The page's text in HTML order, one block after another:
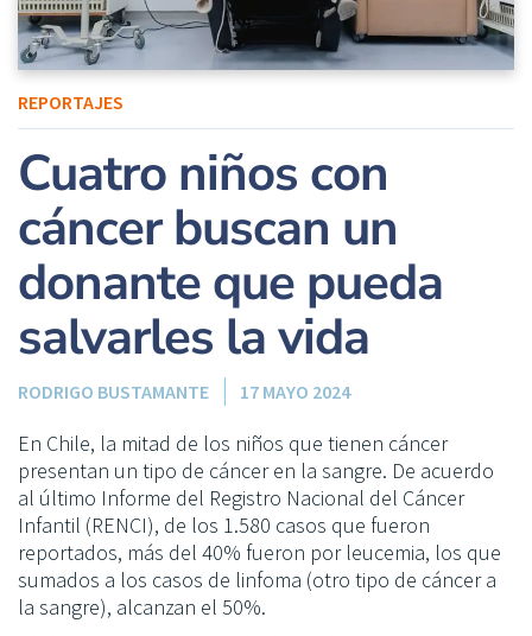
REPORTAJES
Cuatro niños con
cáncer buscan un
donante que pueda
salvarles la vida
RODRIGO BUSTAMANTE 17 MAYO 2024
En Chile, la mitad de los niños que tienen cáncer
presentan un tipo de cáncer en la sangre. De acuerdo
al último Informe del Registro Nacional del Cáncer
Infantil (RENCI), de los 1.580 casos que fueron
reportados, más del 40% fueron por leucemia, los que
sumados a los casos de linfoma (otro tipo de cáncer a
la sangre), alcanzan el 50%.